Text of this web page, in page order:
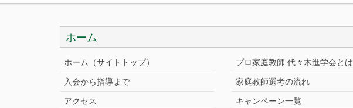
ホーム
ホーム（サイトトップ） プロ家庭教師 代々木進学会とは
入会から指導まで 家庭教師選考の流れ
アクセス キャンペーン一覧